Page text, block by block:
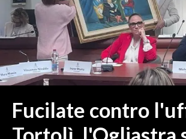
GALLURA
NUORO E PROVINCIA
OGLIASTRA
AGENDA
ITALIA
MONDO
Fucilate contro